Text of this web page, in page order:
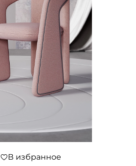
В избранное